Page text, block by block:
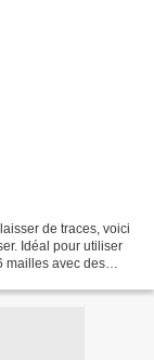
de traces, voici
Idéal pour utiliser
mailles avec des